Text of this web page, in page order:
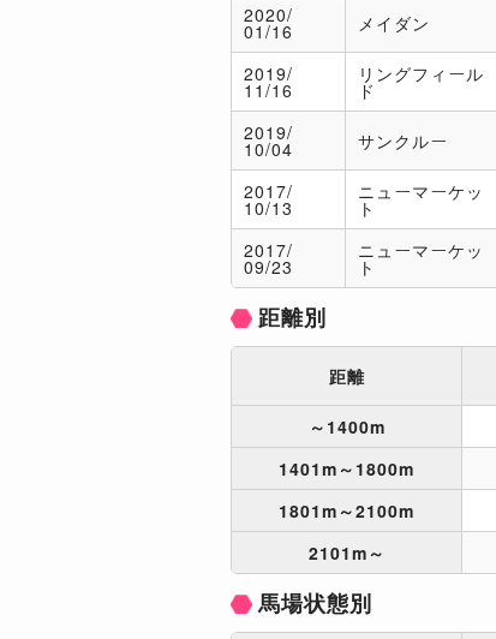
2020/
01/16 メイダン
2019/
11/16
リングフィール
ド
2019/
10/04 サンクルー
2017/
10/13
ニューマーケッ
ト
2017/
09/23
ニューマーケッ
ト
距離別
距離
～1400m
1401m～1800m
1801m～2100m
2101m～
馬場状態別